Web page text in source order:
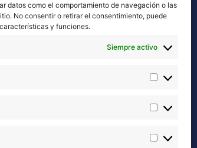
datos como el comportamiento de navegación o las
No consentir o retirar el consentimiento, puede
y funciones.
Siempre activo